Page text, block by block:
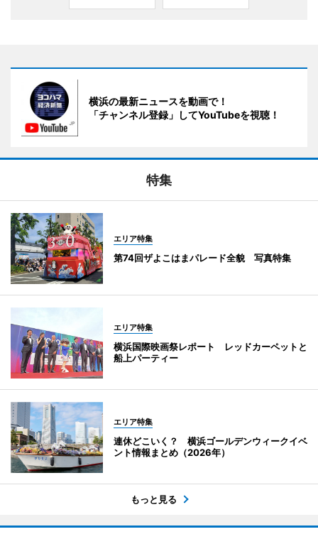
横浜の最新ニュースを動画で！
「チャンネル登録」してYouTubeを視聴！
特集
エリア特集
第74回ザよこはまパレード全貌 写真特集
エリア特集
横浜国際映画祭レポート レッドカーペットと
船上パーティー
エリア特集
連休どこいく？ 横浜ゴールデンウィークイベ
ント情報まとめ（2026年）
もっと見る